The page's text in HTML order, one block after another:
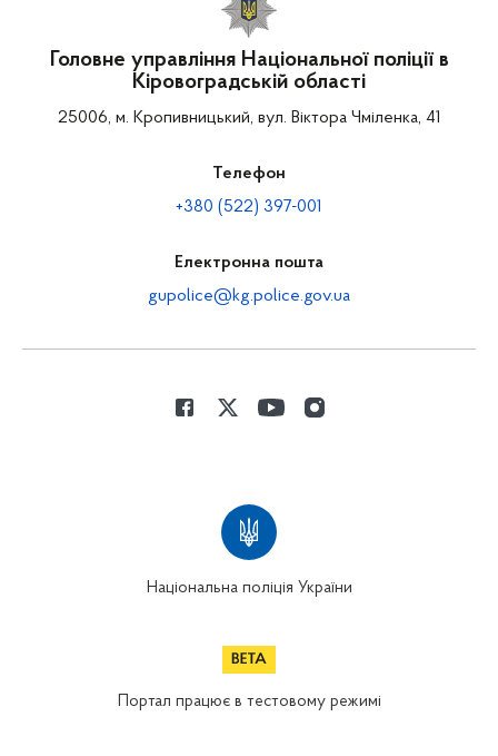
Головне управління Національної поліції в
Кіровоградській області
25006, м. Кропивницький, вул. Віктора Чміленка, 41
Телефон
+380 (522) 397-001
Електронна пошта
gupolice@kg.police.gov.ua
Національна поліція України
Портал працює в тестовому режимі